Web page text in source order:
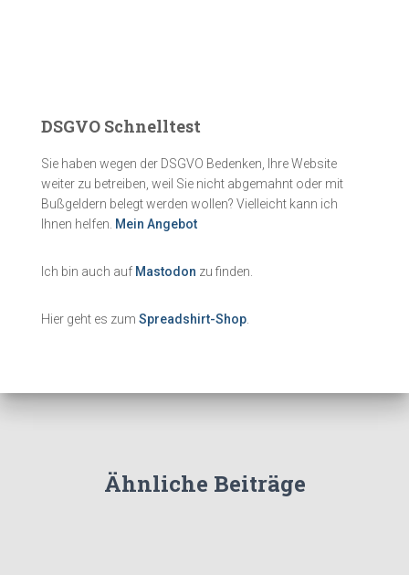
DSGVO Schnelltest
Sie haben wegen der DSGVO Bedenken, Ihre Website
weiter zu betreiben, weil Sie nicht abgemahnt oder mit
Bußgeldern belegt werden wollen? Vielleicht kann ich
Ihnen helfen. Mein Angebot
Ich bin auch auf Mastodon zu finden.
Hier geht es zum Spreadshirt-Shop
Ähnliche Beiträge